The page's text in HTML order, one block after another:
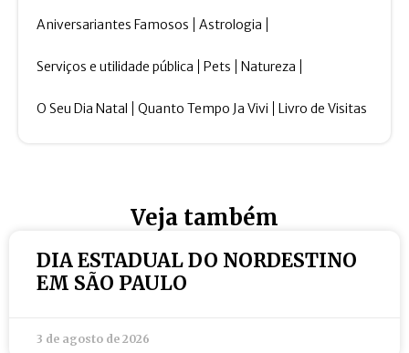
Aniversariantes Famosos Astrologia
Serviços e utilidade pública Pets Natureza
O Seu Dia Natal Quanto Tempo Ja Vivi Livro de Visitas
Veja também
DIA ESTADUAL DO NORDESTINO
EM SÃO PAULO
3 de agosto de 2026